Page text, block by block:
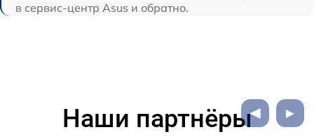
в сервис-центр Asus и обратно.
Наши партнёры